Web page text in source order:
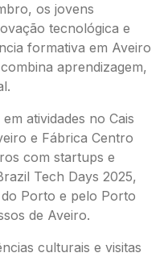
os jovens
tecnológica e
formativa em Aveiro
aprendizagem,
atividades no Cais
e Fábrica Centro
com startups e
Tech Days 2025,
Porto e pelo Porto
de Aveiro.
culturais e visitas